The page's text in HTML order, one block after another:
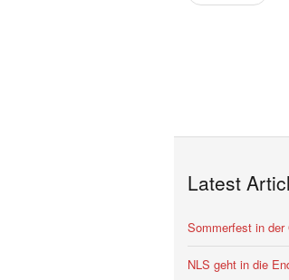
Latest
Sommerfest in der
NLS geht in die